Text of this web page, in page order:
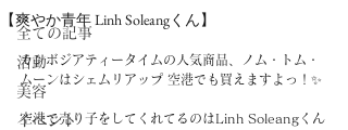
全ての記事
活動
美容
イベント
【爽やか青年 Linh Soleangくん】
カンボジアティータイムの人気商品、ノム・トム・
ムーンはシェムリアップ 空港でも買えますよっ！✨
空港で売り子をしてくれてるのはLinh Soleangくん